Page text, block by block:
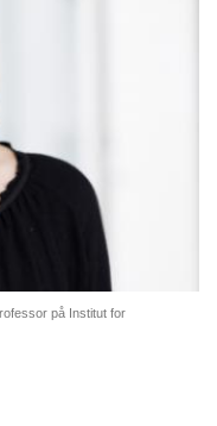
på Institut for